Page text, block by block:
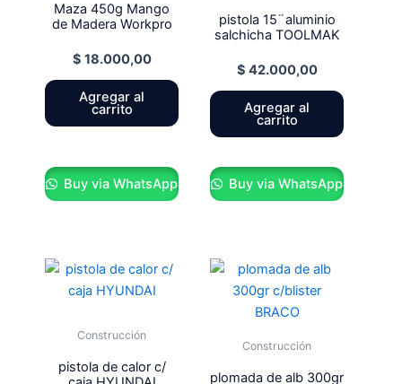
Maza 450g Mango
de Madera Workpro
$ 18.000,00
Agregar al
carrito
Buy via WhatsApp
pistola 15¨aluminio
salchicha TOOLMAK
$ 42.000,00
Agregar al
carrito
Buy via WhatsApp
Construcción
pistola de calor c/
Construcción
plomada de alb 300gr